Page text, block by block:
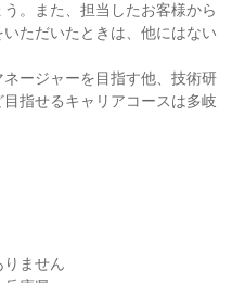
。また、担当したお客様から
ただいたときは、他にはない
ージャーを目指す他、技術研
指せるキャリアコースは多岐
ません